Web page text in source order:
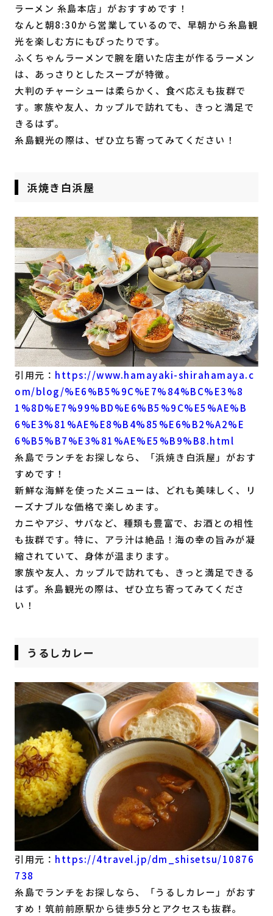
ラーメン 糸島本店」がおすすめです！
なんと朝8:30から営業しているので、早朝から糸島観
光を楽しむ方にもぴったりです。
ふくちゃんラーメンで腕を磨いた店主が作るラーメン
は、あっさりとしたスープが特徴。
大判のチャーシューは柔らかく、食べ応えも抜群で
す。家族や友人、カップルで訪れても、きっと満足で
きるはず。
糸島観光の際は、ぜひ立ち寄ってみてください！
浜焼き白浜屋
引用元： https://www.hamayaki-shirahamaya.c
om/blog/%E6%B5%9C%E7%84%BC%E3%8
1%8D%E7%99%BD%E6%B5%9C%E5%AE%B
6%E3%81%AE%E8%B4%85%E6%B2%A2%E
6%B5%B7%E3%81%AE%E5%B9%B8.html
糸島でランチをお探しなら、「浜焼き白浜屋」がおす
すめです！
新鮮な海鮮を使ったメニューは、どれも美味しく、リ
ーズナブルな価格で楽しめます。
カニやアジ、サバなど、種類も豊富で、お酒との相性
も抜群です。特に、アラ汁は絶品！海の幸の旨みが凝
縮されていて、身体が温まります。
家族や友人、カップルで訪れても、きっと満足できる
はず。糸島観光の際は、ぜひ立ち寄ってみてくださ
い！
うるしカレー
引用元： https://4travel.jp/dm_shisetsu/10876
738
糸島でランチをお探しなら、「うるしカレー」がおす
すめ！筑前前原駅から徒歩5分とアクセスも抜群。